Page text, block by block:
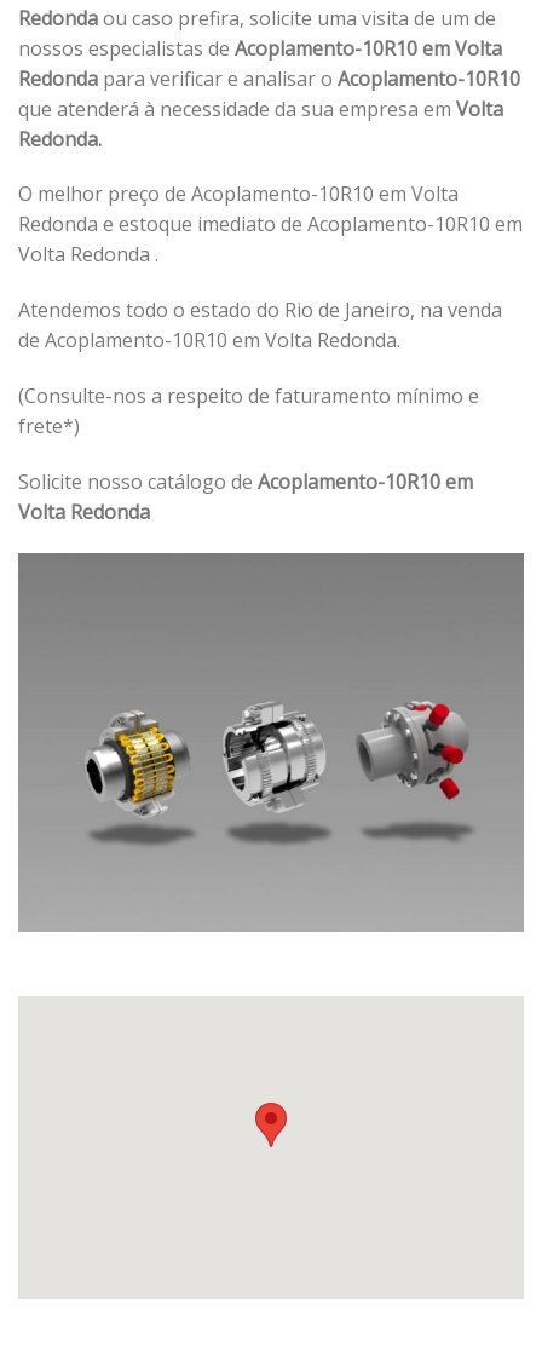
Redondaou caso prefira, solicite uma visita de um de
nossos especialistas de Acoplamento-10R10 em Volta
Redonda para verificar e analisar o Acoplamento-10R10
que atenderá à necessidade da sua empresa em Volta
Redonda.
O melhor preço de Acoplamento-10R10 em Volta
Redonda e estoque imediato de Acoplamento-10R10 em
Volta Redonda .
Atendemos todo o estado do Rio de Janeiro, na venda
de Acoplamento-10R10 em Volta Redonda.
(Consulte-nos a respeito de faturamento mínimo e
frete*)
Solicite nosso catálogo de Acoplamento-10R10 em
Volta Redonda